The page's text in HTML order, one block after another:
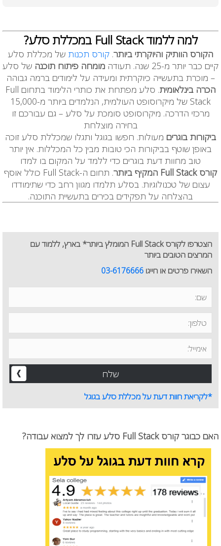
למה ללמוד Full Stack במכללת סלע?
הקורס הוותיק והיוקרתי ביותר. קורס תכנות של מכללת סלע
קיים כבר יותר מ-25 שנה. תעודה
מומחה פיתוח תוכנה של סלע
– מוכרת בתעשייה כיוקרתית ומעידה על לימודים ברמה גבוהה
הכרה בינלאומית
. סלע מפתחת את כותרי הלימוד בתחום Full
Stack של מיקרוסופט העולמית, הנלמדים ביותר מ-15,000
מרכזי הדרכה. מיקרוסופט סומכת על סלע – גם עבורכם זו
בחירה מוצלחת
ביקורות בוגרים מעולות. חפשו בגוגל ותגלו שמכללת סלע זוכה
באופן שוטף בביקורות הכי טובות מבין כל המכללות. אין יותר
טוב מחוות דעת בוגרים כדי ללמד על המקום בו למדו
קורסFull Stack המקיף ביותר. תחום ה-Full Stack
כולל אוסף
עצום של טכנולוגיות. בסלע תלמדו מגוון רחב כדי שתימודדו
בהצלחה על תפקידים בכירים בתעשיית התוכנה.
הצטרפו לקורס Full Stack המומלץ ביותר* בארץ, ללמוד עם
המרצים הטובים ביותר
השאירו פרטים או חייגו03-6176666
*לקריאת חוות דעת על מכללת סלע בגוגל
האם כבוגר קורס Full Stack סלע עזרו לך למצוא עבודה?